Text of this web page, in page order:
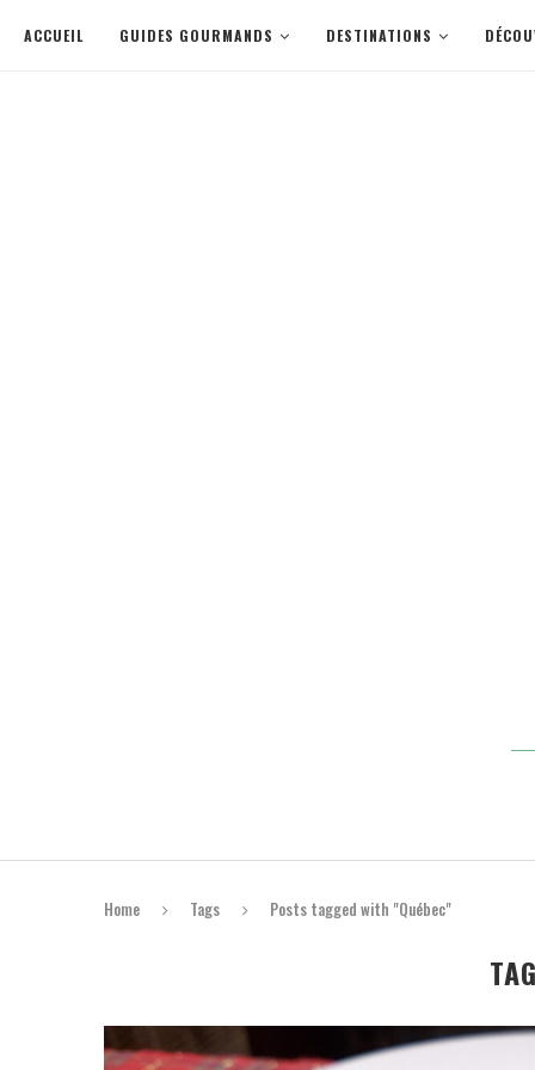
ACCUEIL GUIDES GOURMANDS DESTINATIONS
Home Tags Posts tagged with "Québec"